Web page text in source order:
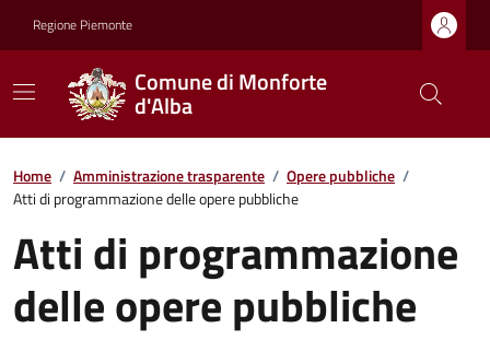
Regione Piemonte
Comune di Monforte
d'Alba
Home / Amministrazione trasparente / Opere pubbliche /
Atti di programmazione delle opere pubbliche
Atti di programmazione
delle opere pubbliche